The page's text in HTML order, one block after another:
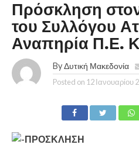
Πρόσκληση
του Συλλόγου
Αναπηρία Π.Ε.
By Δυτική Μακεδονία
Posted on 12 Ιανουαρίου